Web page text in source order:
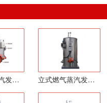
低氮燃气蒸汽发生器 立式燃气蒸汽发生器